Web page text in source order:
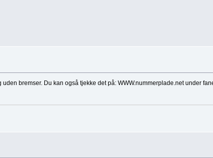
bremser. Du kan også tjekke det på: WWW.nummerplade.net under